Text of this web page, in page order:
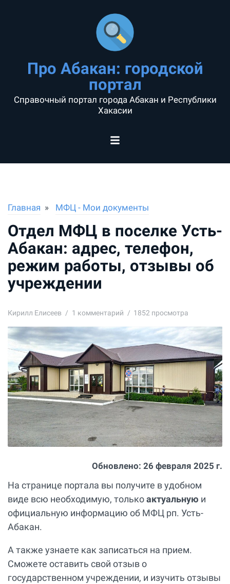
Про Абакан: городской
портал
Справочный портал города Абакан и Республики
Хакасии
Главная МФЦ - Мои документы
Отдел МФЦ в поселке Усть-
Абакан: адрес, телефон,
режим работы, отзывы об
учреждении
Кирилл Елисеев 1 комментарий 1852 просмотра
Обновлено: 26 февраля 2025 г.
На странице портала вы получите в удобном
виде всю необходимую, толькоактуальную и
официальную информацию об МФЦ рп. Усть-
Абакан.
А также узнаете как записаться на прием.
Сможете оставить свой отзыв о
государственном учреждении, и изучить отзывы